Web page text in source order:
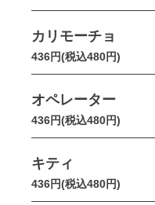
カリモーチョ
436円(税込480円)
オペレーター
436円(税込480円)
キティ
436円(税込480円)